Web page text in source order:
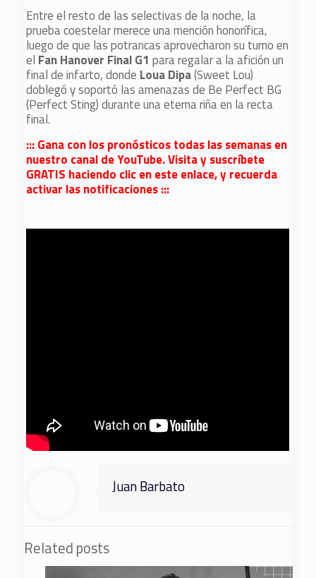
Entre el resto de las selectivas de la noche, la
prueba coestelar merece una mención honorífica,
luego de que las potrancas aprovecharon su turno en
el Fan Hanover Final G1 para regalar a la afición un
final de infarto, donde Loua Dipa(Sweet Lou)
doblegó y soportó las amenazas de Be Perfect BG
(Perfect Sting) durante una eterna riña en la recta
final.
::: Gana con los pronósticos todas las semanas en
nuestro canal de YouTube. Visita y suscríbete
GRATIS haciendo clic en este enlace, y recuerda
activar las notificaciones :::
Juan Barbato
Related posts